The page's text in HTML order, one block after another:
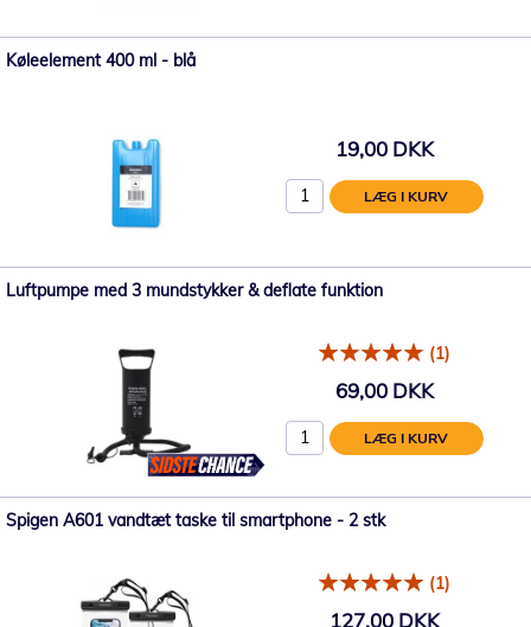
Køleelement 400 ml - blå
19,00 DKK
LÆG I KURV
Luftpumpe med 3 mundstykker & deflate funktion
(1)
69,00 DKK
LÆG I KURV
Spigen A601 vandtæt taske til smartphone - 2 stk
(1)
127,00 DKK